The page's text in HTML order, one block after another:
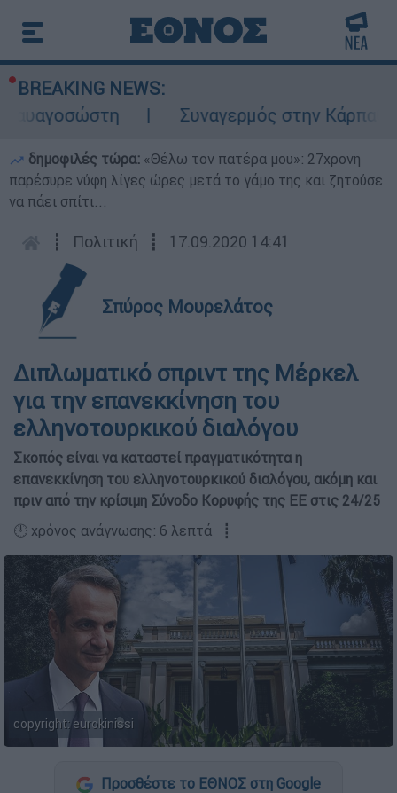
BREAKING NEWS:
Συναγερμός στην Κάρπαθο:
δημοφιλές τώρα: «Θέλω τον πατέρα μου»: 27χρονη
παρέσυρε νύφη λίγες ώρες μετά το γάμο της και ζητούσε
να πάει σπίτι...
┋ Πολιτική ┋ 17.09.2020 14:41
Σπύρος Μουρελάτος
Διπλωματικό σπριντ της Μέρκελ
για την επανεκκίνηση του
ελληνοτουρκικού διαλόγου
Σκοπός είναι να καταστεί πραγματικότητα η
επανεκκίνηση του ελληνοτουρκικού διαλόγου, ακόμη και
πριν από την κρίσιμη Σύνοδο Κορυφής της ΕΕ στις 24/25
🕛 χρόνος ανάγνωσης: 6 λεπτά ┋
copyright: eurokinissi
Προσθέστε το ΕΘΝΟΣ στη Google